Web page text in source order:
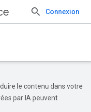
Connexion
le contenu dans votre
par IA peuvent